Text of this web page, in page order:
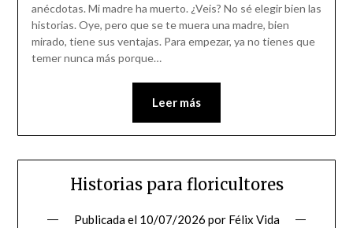
anécdotas. Mi madre ha muerto. ¿Veis? No sé elegir bien las
historias. Oye, pero que se te muera una madre, bien
mirado, tiene sus ventajas. Para empezar, ya no tienes que
temer nunca más porque…
Leer más
Historias para floricultores
Publicada el 10/07/2026 por Félix Vida